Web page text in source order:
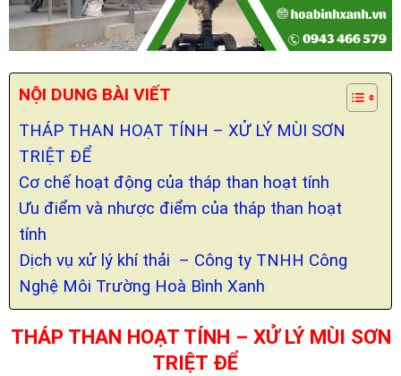
NỘI DUNG BÀI VIẾT
THÁP THAN HOẠT TÍNH – XỬ LÝ MÙI SƠN
TRIỆT ĐỂ
Cơ chế hoạt động của tháp than hoạt tính
Ưu điểm và nhược điểm của tháp than hoạt
tính
Dịch vụ xử lý khí thải – Công ty TNHH Công
Nghệ Môi Trường Hoà Bình Xanh
THÁP THAN HOẠT TÍNH – XỬ LÝ MÙI SƠN
TRIỆT ĐỂ